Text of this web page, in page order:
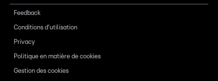
Feedback
Conditions d'utilisation
Privacy
Politique en matière de cookies
Gestion des cookies